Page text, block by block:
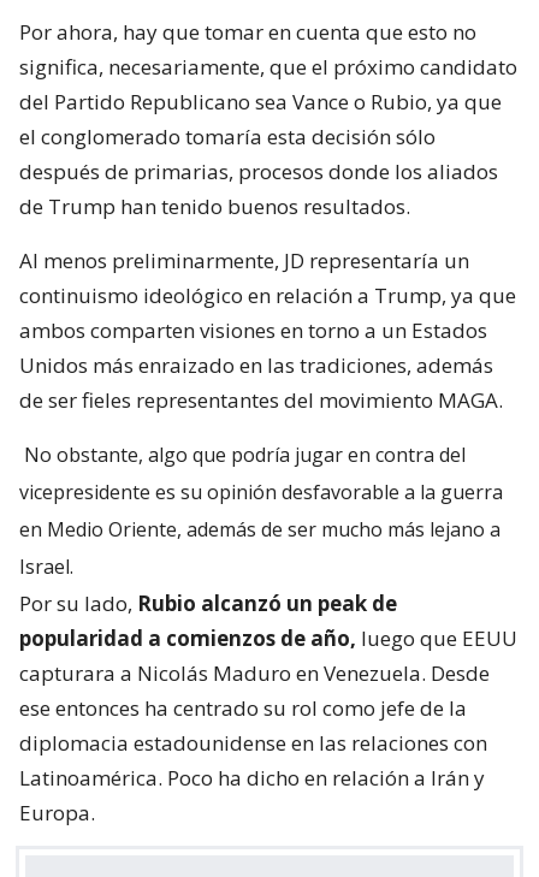
Por ahora, hay que tomar en cuenta que esto no
significa, necesariamente, que el próximo candidato
del Partido Republicano sea Vance o Rubio, ya que
el conglomerado tomaría esta decisión sólo
después de primarias, procesos donde los aliados
de Trump han tenido buenos resultados.
Al menos preliminarmente, JD representaría un
continuismo ideológico en relación a Trump, ya que
ambos comparten visiones en torno a un Estados
Unidos más enraizado en las tradiciones, además
de ser fieles representantes del movimiento MAGA.
No obstante, algo que podría jugar en contra del
vicepresidente es su opinión desfavorable a la guerra
en Medio Oriente, además de ser mucho más lejano a
Israel.
Por su lado, Rubio alcanzó un peak de
popularidad a comienzos de año, luego que EEUU
capturara a Nicolás Maduro en Venezuela. Desde
ese entonces ha centrado su rol como jefe de la
diplomacia estadounidense en las relaciones con
Latinoamérica. Poco ha dicho en relación a Irán y
Europa.